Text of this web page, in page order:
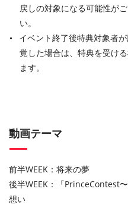
戻しの対象になる可能性が
い。
イベント終了後特典対象者
覚した場合は、特典を受け
ます。
動画テーマ
前半WEEK：将来の夢
後半WEEK：「PrinceContest
想い